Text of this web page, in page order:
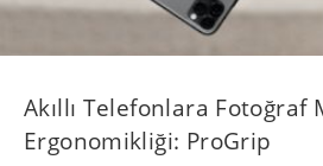
Akıllı Telefonlara Fotoğraf
Ergonomikliği: ProGrip